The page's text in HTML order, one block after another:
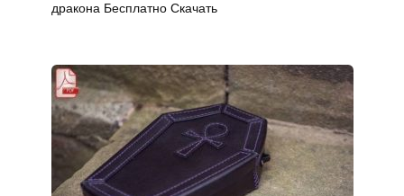
дракона Бесплатно Скачать